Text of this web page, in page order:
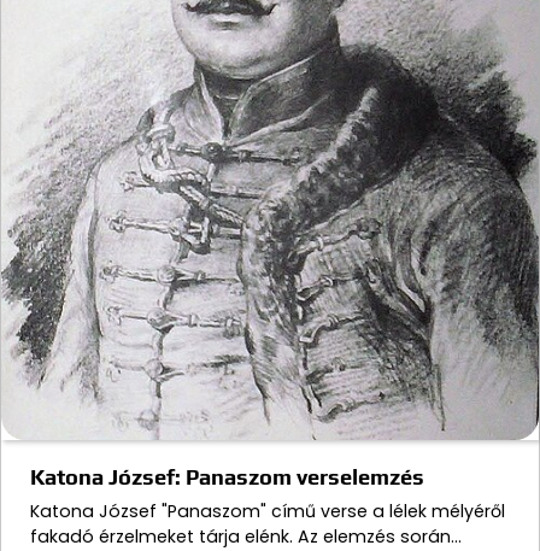
Katona József: Panaszom verselemzés
Katona József "Panaszom" című verse a lélek mélyéről
fakadó érzelmeket tárja elénk. Az elemzés során…